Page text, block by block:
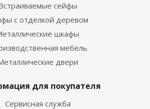
сейфы
с отделкой деревом
шкафы
мебель
двери
для покупателя
Сервисная служба